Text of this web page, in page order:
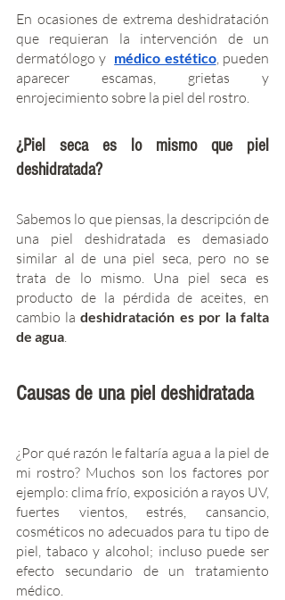
En ocasiones de extrema deshidratación
que requieran la intervención de un
dermatólogo y médico estético, pueden
aparecer escamas, grietas y
enrojecimiento sobre la piel del rostro.
¿Piel seca es lo mismo que piel
deshidratada?
Sabemos lo que piensas, la descripción de
una piel deshidratada es demasiado
similar al de una piel seca, pero no se
trata de lo mismo. Una piel seca es
producto de la pérdida de aceites, en
cambio la deshidratación es por la falta
de agua
Causas de una piel deshidratada
¿Por qué razón le faltaría agua a la piel de
mi rostro? Muchos son los factores por
ejemplo: clima frío, exposición a rayos UV,
fuertes vientos, estrés, cansancio,
cosméticos no adecuados para tu tipo de
piel, tabaco y alcohol; incluso puede ser
efecto secundario de un tratamiento
médico.